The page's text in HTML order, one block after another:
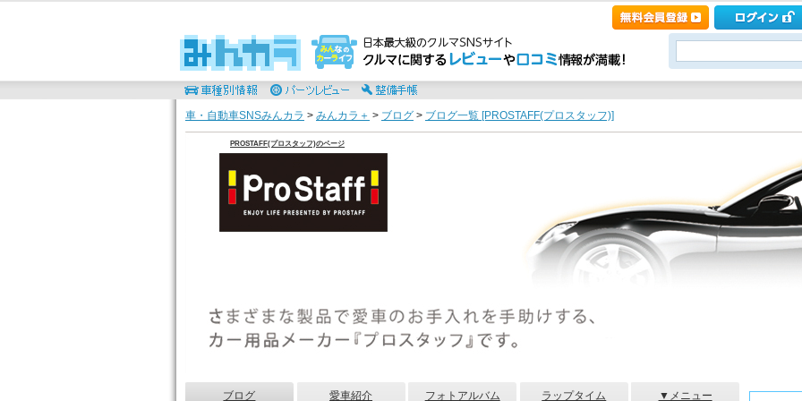
車・自動車SNSみんカラ > みんカラ＋ > ブログ > ブログ一覧 [PROSTAFF(プロスタッフ)]
PROSTAFF(プロスタッフ)のページ
ブログ 愛車紹介 フォトアルバム ラップタイム ▼メニュー